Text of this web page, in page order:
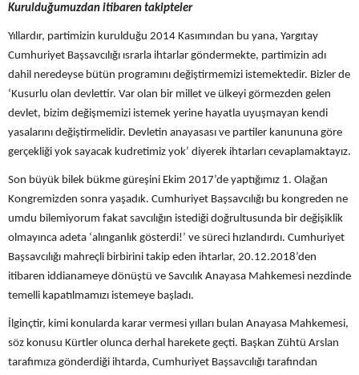
Kurulduğumuzdan itibaren takipteler
Yıllardır, partimizin kurulduğu 2014 Kasımından bu yana, Yargıtay
Cumhuriyet Başsavcılığı ısrarla ihtarlar göndermekte, partimizin adı
dahil neredeyse bütün programını değiştirmemizi istemektedir. Bizler de
‘Kusurlu olan devlettir. Var olan bir millet ve ülkeyi görmezden gelen
devlet, bizim değişmemizi istemek yerine hayatla uyuşmayan kendi
yasalarını değiştirmelidir. Devletin anayasası ve partiler kanununa göre
gerçekliği yok sayacak kudretimiz yok’ diyerek ihtarları cevaplamaktayız.
Son büyük bilek bükme güreşini Ekim 2017’de yaptığımız 1. Olağan
Kongremizden sonra yaşadık. Cumhuriyet Başsavcılığı bu kongreden ne
umdu bilemiyorum fakat savcılığın istediği doğrultusunda bir değişiklik
olmayınca adeta ‘alınganlık gösterdi!’ ve süreci hızlandırdı. Cumhuriyet
Başsavcılığı mahreçli birbirini takip eden ihtarlar, 20.12.2018’den
itibaren iddianameye dönüştü ve Savcılık Anayasa Mahkemesi nezdinde
temelli kapatılmamızı istemeye başladı.
İlginçtir, kimi konularda karar vermesi yılları bulan Anayasa Mahkemesi,
söz konusu Kürtler olunca derhal harekete geçti. Başkan Zühtü Arslan
tarafımıza gönderdiği ihtarda, Cumhuriyet Başsavcılığı tarafından